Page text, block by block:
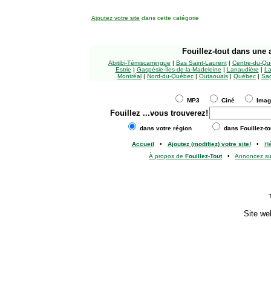
Ajoutez votre site dans cette catégorie
Fouillez-tout dans une
Abitibi-Témiscamingue | Bas Saint-Laurent| Centre-du-
Estrie | Gaspésie-Îles-de-la-Madeleine | Lanaudière |
Montréal | Nord-du-Québec | Outaouais | Québec |
MP3 Ciné
Fouillez ...vous trouverez!
dans votre région dans Fouillez-
Accueil • Ajoutez (modifiez) votre site!•
À propos de Fouillez-Tout• Annoncez
Site